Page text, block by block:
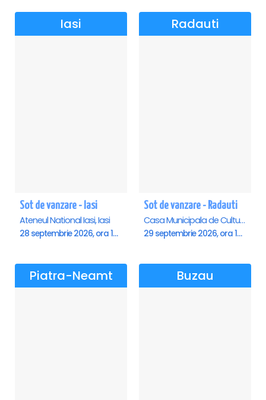
Iasi
Sot de vanzare - Iasi
Ateneul National Iasi, Iasi
28 septembrie 2026, ora 19:00
Radauti
Sot de vanzare - Radauti
Casa Municipala de Cultura, Radauti
29 septembrie 2026, ora 19:00
Piatra-Neamt Buzau